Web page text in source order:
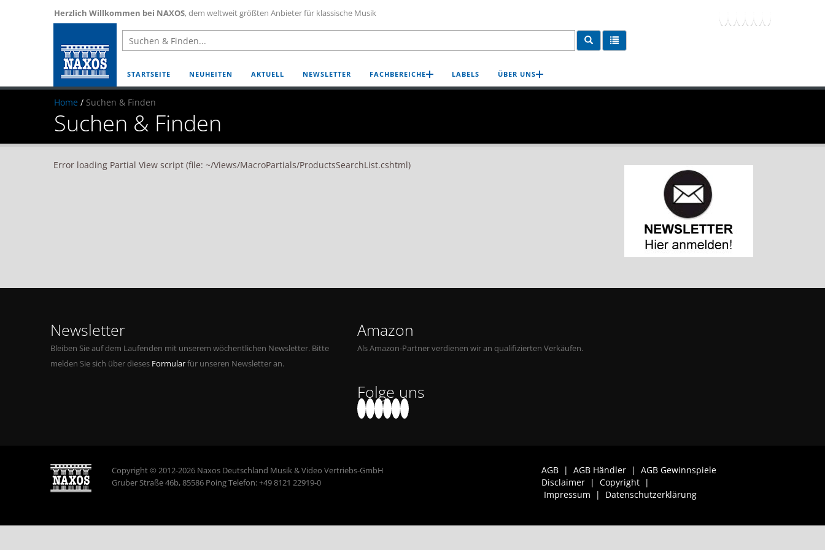
Herzlich Willkommen bei NAXOS, dem weltweit größten Anbieter für klassische Musik
STARTSEITE NEUHEITEN AKTUELL NEWSLETTER FACHBEREICHE LABELS ÜBER UNS
Home / Suchen & Finden
Suchen & Finden
Error loading Partial View script (file: ~/Views/MacroPartials/ProductsSearchList.cshtml)
Newsletter
Bleiben Sie auf dem Laufenden mit unserem wöchentlichen Newsletter. Bitte
melden Sie sich über dieses Formularfür unseren Newsletter an.
Amazon
Als Amazon-Partner verdienen wir an qualifizierten Verkäufen.
Folge uns
Copyright © 2012-2026 Naxos Deutschland Musik & Video Vertriebs-GmbH
Gruber Straße 46b, 85586 Poing Telefon: +49 8121 22919-0
AGB | AGB Händler | AGB Gewinnspiele
Disclaimer | Copyright |
Impressum
| Datenschutzerklärung